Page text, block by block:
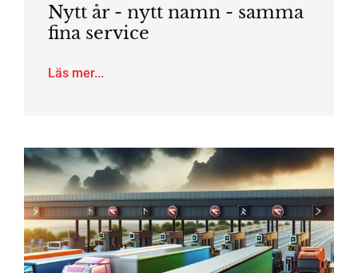
Nytt år - nytt namn - samma
fina service
Läs mer...